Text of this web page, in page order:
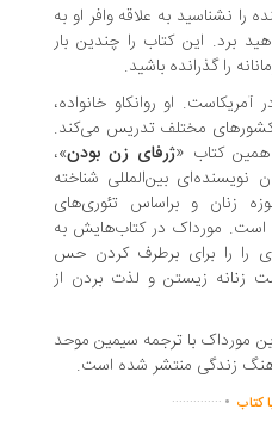
به علاقه وافر او به
این کتاب را چندین بار
باشید.
سال 1945 در آمریکاست. او روانکاو خانواده،
مختلف تدریس می‌کند.
«ژرفای زن بودن»،
بین‌المللی شناخته
و براساس تئوری‌های
در کتاب‌هایش به
را برای برطرف کردن حس
زیستن و لذت بردن از
با ترجمه سیمین موحد
..............